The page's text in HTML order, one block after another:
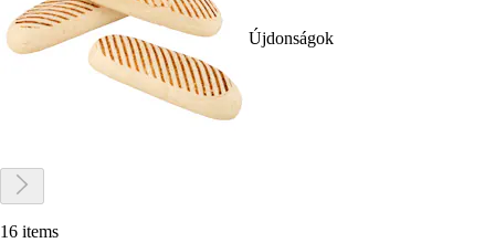
Újdonságok
16 items